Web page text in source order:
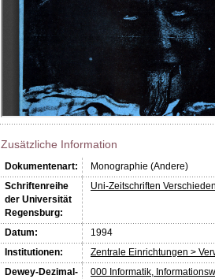
Zusätzliche Information
Dokumentenart:
Monographie (Andere)
Schriftenreihe
der Universität
Regensburg:
Uni-Zeitschriften
Datum:
1994
Institutionen:
Zentrale Einrichtungen >
Dewey-Dezimal-
000 Informatik,